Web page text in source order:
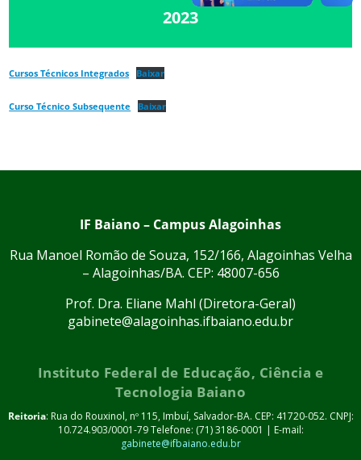
2023
Cursos Técnicos Integrados Baixar
Curso Técnico Subsequente Baixar
IF Baiano – Campus Alagoinhas
Rua Manoel Romão de Souza, 152/166, Alagoinhas Velha
– Alagoinhas/BA. CEP: 48007-656
Prof. Dra. Eliane Mahl (Diretora-Geral)
gabinete@alagoinhas.ifbaiano.edu.br
Instituto Federal de Educação, Ciência e
Tecnologia Baiano
Reitoria: Rua do Rouxinol, nº 115, Imbuí, Salvador-BA. CEP: 41720-052. CNPJ:
10.724.903/0001-79 Telefone: (71) 3186-0001 | E-mail:
gabinete@ifbaiano.edu.br